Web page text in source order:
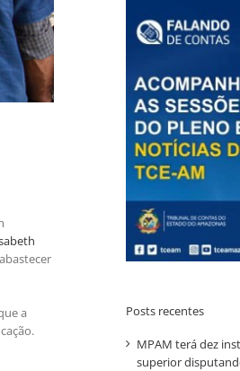
a
Posts recentes
MPAM terá dez
superior